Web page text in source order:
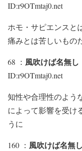
ID:r9OTmtaj0.net
ホモ・サピエンスと
痛みとは苦しいもの
68 ： 風吹けば名無し
ID:r9OTmtaj0.net
知性や合理性のよう
によって影響を受け
うに
160 ： 風吹けば名無し